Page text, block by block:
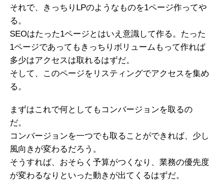
それで、きっちりLPのようなものを1ページ作ってや
る。
SEOはたった1ページとはいえ意識して作る。たった
1ページであってもきっちりボリュームもって作れば
多少はアクセスは取れるはずだ。
そして、このページをリスティングでアクセスを集め
る。
まずはこれで何としてもコンバージョンを取るの
だ。
コンバージョンを一つでも取ることができれば、少し
風向きが変わるだろう。
そうすれば、おそらく予算がつくなり、業務の優先度
が変わるなりといった動きが出てくるはずだ。